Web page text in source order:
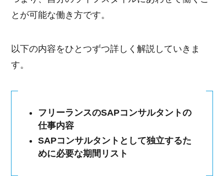
とが可能な働き方です。
以下の内容をひとつずつ詳しく解説していきま
す。
フリーランスのSAPコンサルタントの
仕事内容
SAPコンサルタントとして独立するた
めに必要な期間リスト